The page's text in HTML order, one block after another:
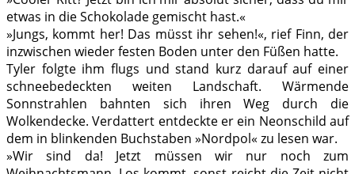
etwas in die Schokolade gemischt hast.«
»Jungs, kommt her! Das müsst ihr sehen!«, rief Finn, der
inzwischen wieder festen Boden unter den Füßen hatte.
Tyler folgte ihm flugs und stand kurz darauf auf einer
schneebedeckten weiten Landschaft. Wärmende
Sonnstrahlen bahnten sich ihren Weg durch die
Wolkendecke. Verdattert entdeckte er ein Neonschild auf
dem in blinkenden Buchstaben »Nordpol« zu lesen war.
»Wir sind da! Jetzt müssen wir nur noch zum